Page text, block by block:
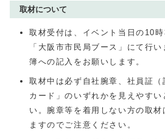
取材について
取材受付は、イベント当日の10
「大阪市市民局ブース」にて行
簿への記入をお願いします。
取材中は必ず自社腕章、社員証
カード」のいずれかを見えやすい
い。腕章等を着用しない方の取材
ますのでご注意ください。